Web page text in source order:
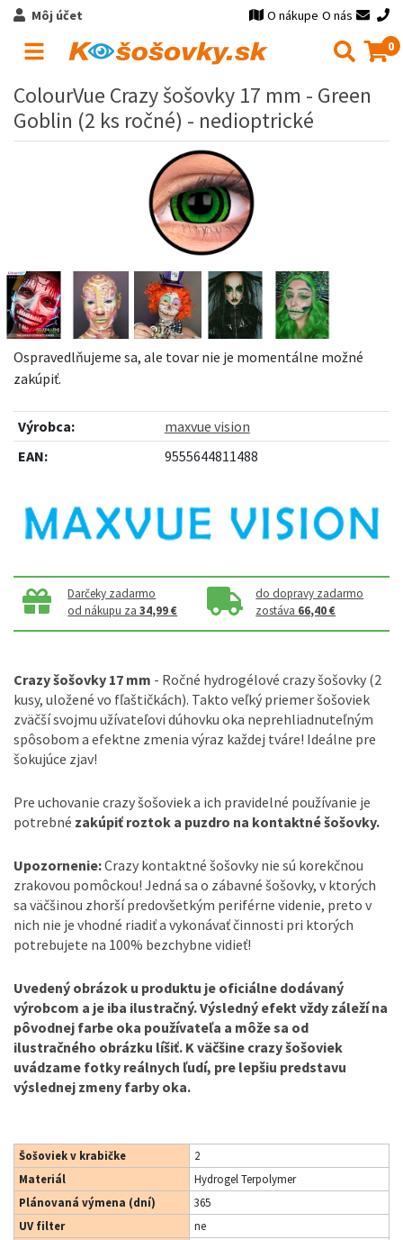
Môj účet O nákupe O nás
0
ColourVue Crazy šošovky 17 mm - Green
Goblin (2 ks ročné) - nedioptrické
Ospravedlňujeme sa, ale tovar nie je momentálne možné
zakúpiť.
Výrobca:
maxvue vision
EAN:
9555644811488
Darčeky zadarmo
od nákupu za34,99 €
do dopravy zadarmo
zostáva 66,40 €
Crazy šošovky 17 mm - Ročné hydrogélové crazy šošovky (2
kusy, uložené vo fľaštičkách). Takto veľký priemer šošoviek
zväčší svojmu užívateľovi dúhovku oka neprehliadnuteľným
spôsobom a efektne zmenia výraz každej tváre! Ideálne pre
šokujúce zjav!
Pre uchovanie crazy šošoviek a ich pravidelné používanie je
potrebné zakúpiť roztok a puzdro na kontaktné šošovky.
Upozornenie:Crazy kontaktné šošovky nie sú korekčnou
zrakovou pomôckou! Jedná sa o zábavné šošovky, v ktorých
sa väčšinou zhorší predovšetkým periférne videnie, preto v
nich nie je vhodné riadiť a vykonávať činnosti pri ktorých
potrebujete na 100% bezchybne vidieť!
Uvedený obrázok u produktu je oficiálne dodávaný
výrobcom a je iba ilustračný. Výsledný efekt vždy záleží na
pôvodnej farbe oka používateľa a môže sa od
ilustračného obrázku líšiť. K väčšine crazy šošoviek
uvádzame fotky reálnych ľudí, pre lepšiu predstavu
výslednej zmeny farby oka.
Šošoviek v krabičke
2
Materiál
Hydrogel Terpolymer
Plánovaná výmena (dní)
365
UV filter
ne